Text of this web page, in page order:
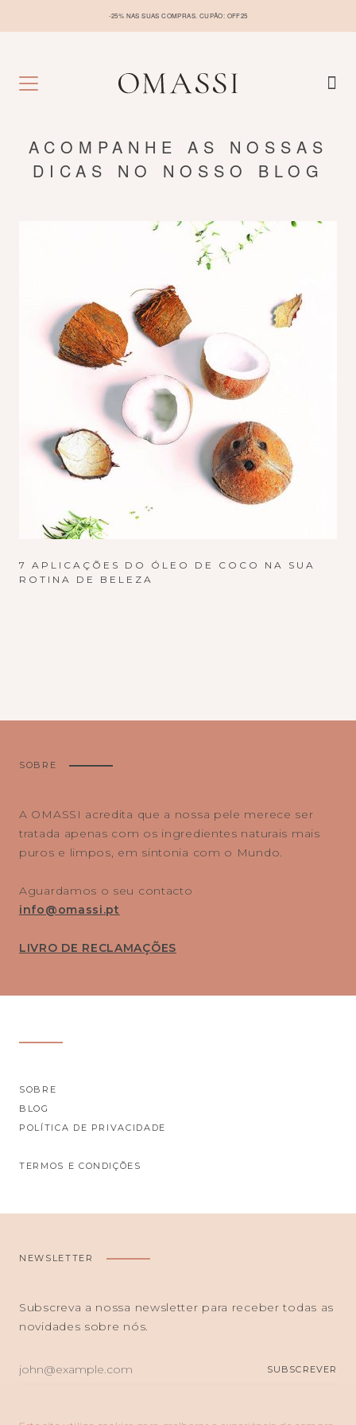
-25% NAS SUAS COMPRAS. CUPÃO: OFF25
ACOMPANHE AS NOSSAS
DICAS NO NOSSO BLOG
7 APLICAÇÕES DO ÓLEO DE COCO NA SUA
ROTINA DE BELEZA
SOBRE
A OMASSI acredita que a nossa pele merece ser
tratada apenas com os ingredientes naturais mais
puros e limpos, em sintonia com o Mundo.
Aguardamos o seu contacto
info@omassi.pt
LIVRO DE RECLAMAÇÕES
SOBRE
BLOG
POLÍTICA DE PRIVACIDADE
TERMOS E CONDIÇÕES
NEWSLETTER
Subscreva a nossa newsletter para receber todas as
novidades sobre nós.
SEU
SUBSCREVER